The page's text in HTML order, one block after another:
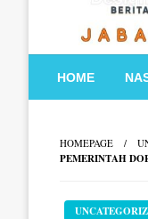
HOME
HOMEPAGE
PEMERINTAH